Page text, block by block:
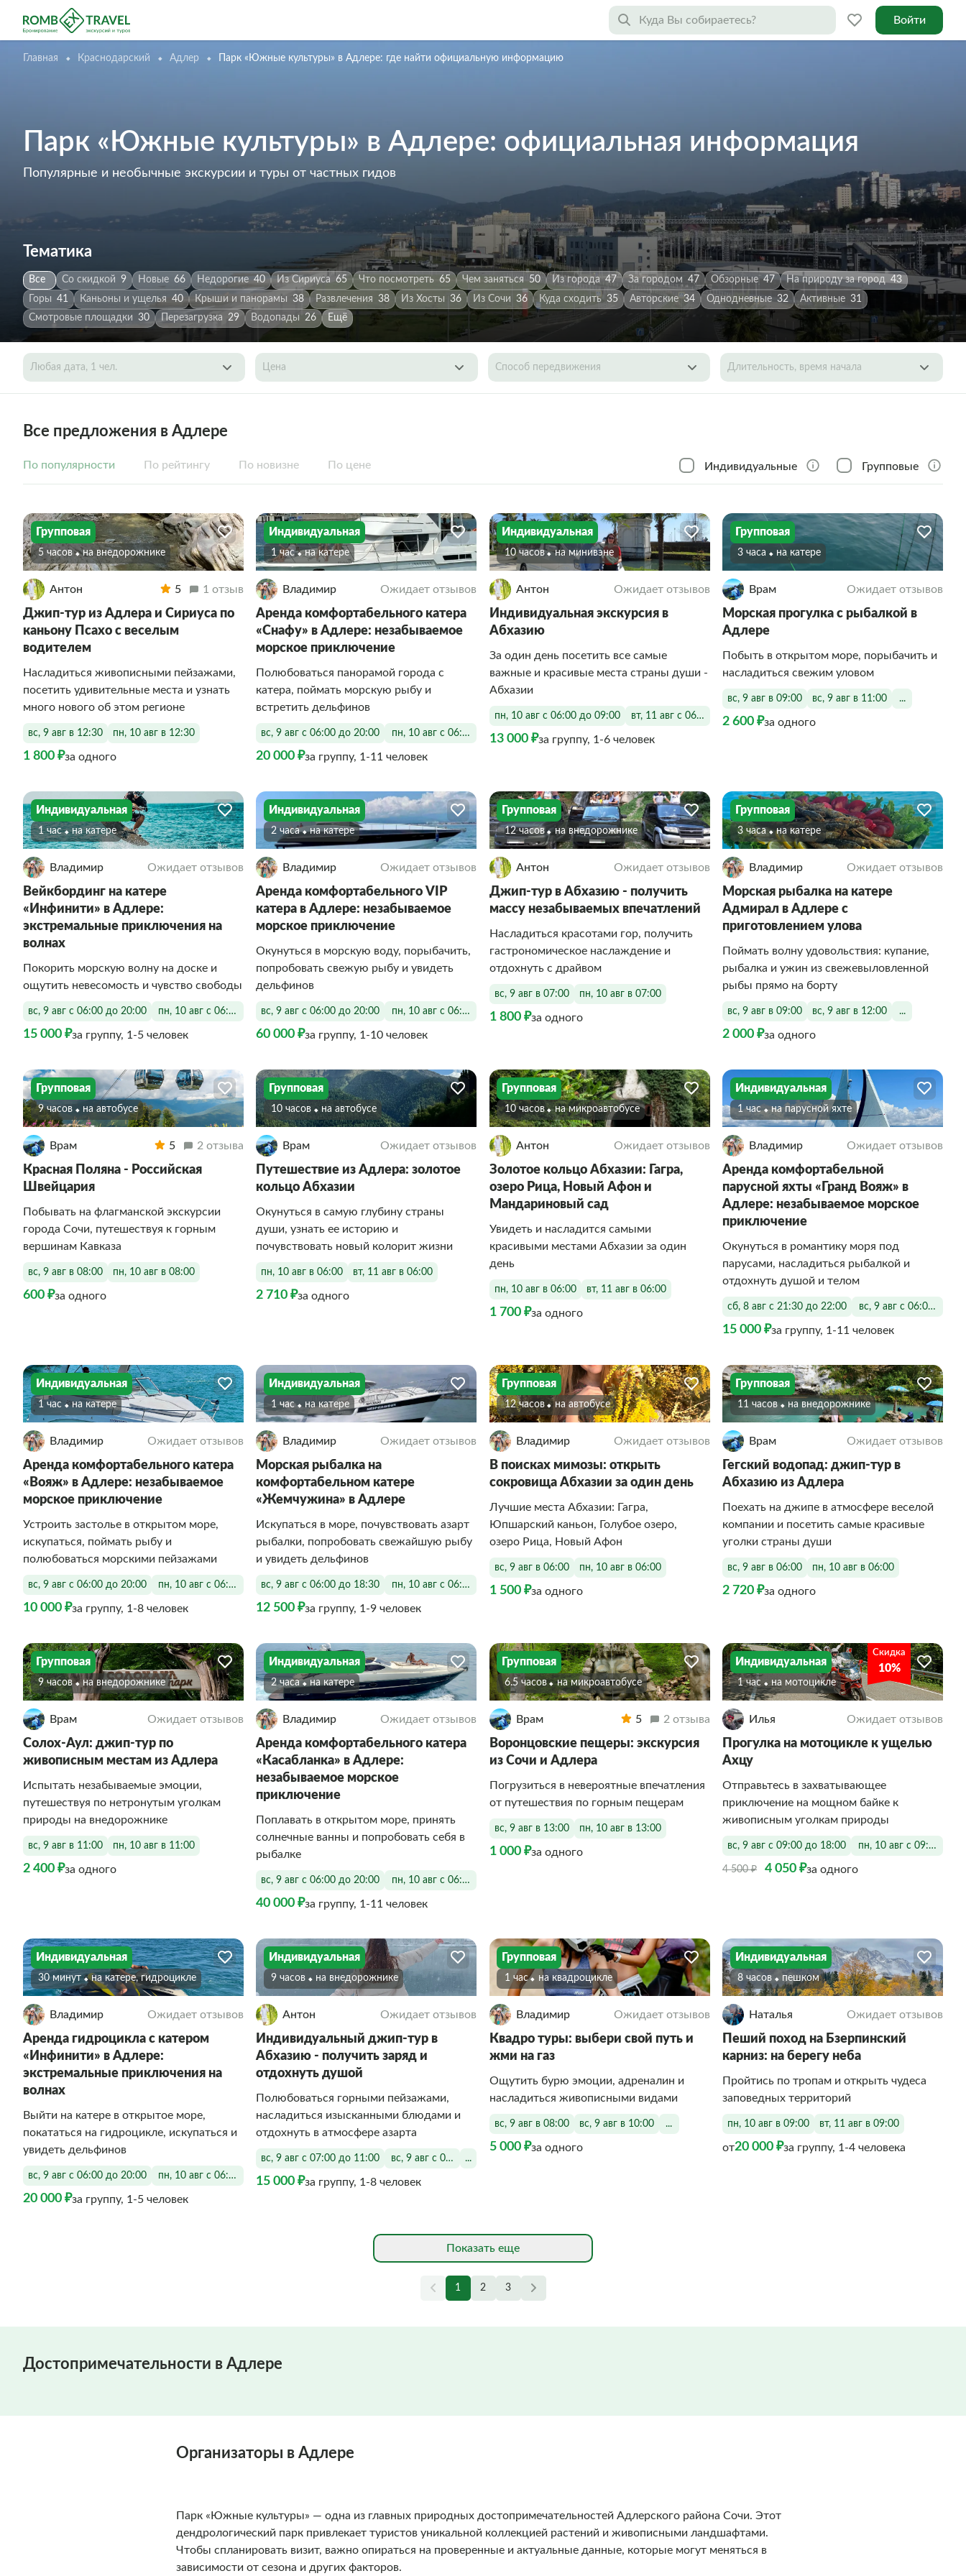
Войти
Главная Краснодарский Адлер Парк «Южные культуры» в Адлере: где найти официальную информацию
Парк «Южные культуры» в Адлере: официальная информация
Популярные и необычные экскурсии и туры от частных гидов
Тематика
Все Со скидкой 9 Новые 66 Недорогие 40 Из Сириуса 65 Что посмотреть 65 Чем заняться 50 Из города 47 За городом 47 Обзорные 47 На природу за город 43
Горы 41 Каньоны и ущелья 40 Крыши и панорамы 38 Развлечения 38 Из Хосты 36 Из Сочи 36 Куда сходить 35 Авторские 34 Однодневные 32 Активные 31
Смотровые площадки 30 Перезагрузка 29 Водопады 26 Ещё
Любая дата, 1 чел. Цена Способ передвижения Длительность, время начала
Все предложения в Адлере
По популярности По рейтингу По новизне По цене Индивидуальные Групповые
Групповая
5 часов На внедорожнике
Антон 5 1 отзыв
Джип-тур из Адлера и Сириуса по
каньону Псахо с веселым
водителем
Насладиться живописными пейзажами,
посетить удивительные места и узнать
много нового об этом регионе
вс, 9 авг в 12:30 пн, 10 авг в 12:30
1 800 ₽за одного
Индивидуальная
1 час На катере
Владимир Ожидает отзывов
Аренда комфортабельного катера
«Снафу» в Адлере: незабываемое
морское приключение
Полюбоваться панорамой города с
катера, поймать морскую рыбу и
встретить дельфинов
вс, 9 авг с 06:00 до 20:00 пн, 10 авг с 06:00 до 20:00
20 000 ₽за группу, 1-11 человек
Индивидуальная
10 часов На минивэне
Антон Ожидает отзывов
Индивидуальная экскурсия в
Абхазию
За один день посетить все самые
важные и красивые места страны души -
Абхазии
пн, 10 авг с 06:00 до 09:00 вт, 11 авг с 06:00 до 09:00
13 000 ₽за группу, 1-6 человек
Групповая
3 часа На катере
Врам Ожидает отзывов
Морская прогулка с рыбалкой в
Адлере
Побыть в открытом море, порыбачить и
насладиться свежим уловом
вс, 9 авг в 09:00 вс, 9 авг в 11:00 ...
2 600 ₽за одного
Индивидуальная
1 час На катере
Владимир Ожидает отзывов
Вейкбординг на катере
«Инфинити» в Адлере:
экстремальные приключения на
волнах
Покорить морскую волну на доске и
ощутить невесомость и чувство свободы
вс, 9 авг с 06:00 до 20:00 пн, 10 авг с 06:00 до 20:00
15 000 ₽за группу, 1-5 человек
Индивидуальная
2 часа На катере
Владимир Ожидает отзывов
Аренда комфортабельного VIP
катера в Адлере: незабываемое
морское приключение
Окунуться в морскую воду, порыбачить,
попробовать свежую рыбу и увидеть
дельфинов
вс, 9 авг с 06:00 до 20:00 пн, 10 авг с 06:00 до 20:00
60 000 ₽за группу, 1-10 человек
Групповая
12 часов На внедорожнике
Антон Ожидает отзывов
Джип-тур в Абхазию - получить
массу незабываемых впечатлений
Насладиться красотами гор, получить
гастрономическое наслаждение и
отдохнуть с драйвом
вс, 9 авг в 07:00 пн, 10 авг в 07:00
1 800 ₽за одного
Групповая
3 часа На катере
Владимир Ожидает отзывов
Морская рыбалка на катере
Адмирал в Адлере с
приготовлением улова
Поймать волну удовольствия: купание,
рыбалка и ужин из свежевыловленной
рыбы прямо на борту
вс, 9 авг в 09:00 вс, 9 авг в 12:00 ...
2 000 ₽за одного
Групповая
9 часов На автобусе
Врам 5 2 отзыва
Красная Поляна - Российская
Швейцария
Побывать на флагманской экскурсии
города Сочи, путешествуя к горным
вершинам Кавказа
вс, 9 авг в 08:00 пн, 10 авг в 08:00
600 ₽за одного
Групповая
10 часов На автобусе
Врам Ожидает отзывов
Путешествие из Адлера: золотое
кольцо Абхазии
Окунуться в самую глубину страны
души, узнать ее историю и
почувствовать новый колорит жизни
пн, 10 авг в 06:00 вт, 11 авг в 06:00
2 710 ₽за одного
Групповая
10 часов На микроавтобусе
Антон Ожидает отзывов
Золотое кольцо Абхазии: Гагра,
озеро Рица, Новый Афон и
Мандариновый сад
Увидеть и насладится самыми
красивыми местами Абхазии за один
день
пн, 10 авг в 06:00 вт, 11 авг в 06:00
1 700 ₽за одного
Индивидуальная
1 час На парусной яхте
Владимир Ожидает отзывов
Аренда комфортабельной
парусной яхты «Гранд Вояж» в
Адлере: незабываемое морское
приключение
Окунуться в романтику моря под
парусами, насладиться рыбалкой и
отдохнуть душой и телом
сб, 8 авг с 21:30 до 22:00 вс, 9 авг с 06:00 до
15 000 ₽за группу, 1-11 человек
Индивидуальная
1 час На катере
Владимир Ожидает отзывов
Аренда комфортабельного катера
«Вояж» в Адлере: незабываемое
морское приключение
Устроить застолье в открытом море,
искупаться, поймать рыбу и
полюбоваться морскими пейзажами
вс, 9 авг с 06:00 до 20:00 пн, 10 авг с 06:00 до 20:00
10 000 ₽за группу, 1-8 человек
Индивидуальная
1 час На катере
Владимир Ожидает отзывов
Морская рыбалка на
комфортабельном катере
«Жемчужина» в Адлере
Искупаться в море, почувствовать азарт
рыбалки, попробовать свежайшую рыбу
и увидеть дельфинов
вс, 9 авг с 06:00 до 18:30 пн, 10 авг с 06:00 до 18:30
12 500 ₽за группу, 1-9 человек
Групповая
12 часов На автобусе
Владимир Ожидает отзывов
В поисках мимозы: открыть
сокровища Абхазии за один день
Лучшие места Абхазии: Гагра,
Юпшарский каньон, Голубое озеро,
озеро Рица, Новый Афон
вс, 9 авг в 06:00 пн, 10 авг в 06:00
1 500 ₽за одного
Групповая
11 часов На внедорожнике
Врам Ожидает отзывов
Гегский водопад: джип-тур в
Абхазию из Адлера
Поехать на джипе в атмосфере веселой
компании и посетить самые красивые
уголки страны души
вс, 9 авг в 06:00 пн, 10 авг в 06:00
2 720 ₽за одного
Групповая
9 часов На внедорожнике
Врам Ожидает отзывов
Солох-Аул: джип-тур по
живописным местам из Адлера
Испытать незабываемые эмоции,
путешествуя по нетронутым уголкам
природы на внедорожнике
вс, 9 авг в 11:00 пн, 10 авг в 11:00
2 400 ₽за одного
Индивидуальная
2 часа На катере
Владимир Ожидает отзывов
Аренда комфортабельного катера
«Касабланка» в Адлере:
незабываемое морское
приключение
Поплавать в открытом море, принять
солнечные ванны и попробовать себя в
рыбалке
вс, 9 авг с 06:00 до 20:00 пн, 10 авг с 06:00 до 20:00
40 000 ₽за группу, 1-11 человек
Групповая
6.5 часов На микроавтобусе
Врам 5 2 отзыва
Воронцовские пещеры: экскурсия
из Сочи и Адлера
Погрузиться в невероятные впечатления
от путешествия по горным пещерам
вс, 9 авг в 13:00 пн, 10 авг в 13:00
1 000 ₽за одного
Скидка
10%
Индивидуальная
1 час На мотоцикле
Илья Ожидает отзывов
Прогулка на мотоцикле к ущелью
Ахцу
Отправьтесь в захватывающее
приключение на мощном байке к
живописным уголкам природы
вс, 9 авг с 09:00 до 18:00 пн, 10 авг с 09:00 до
4 500 ₽ 4 050 ₽за одного
Индивидуальная
30 минут На катере, гидроцикле
Владимир Ожидает отзывов
Аренда гидроцикла с катером
«Инфинити» в Адлере:
экстремальные приключения на
волнах
Выйти на катере в открытое море,
покататься на гидроцикле, искупаться и
увидеть дельфинов
вс, 9 авг с 06:00 до 20:00 пн, 10 авг с 06:00 до 20:00
20 000 ₽за группу, 1-5 человек
Индивидуальная
9 часов На внедорожнике
Антон Ожидает отзывов
Индивидуальный джип-тур в
Абхазию - получить заряд и
отдохнуть душой
Полюбоваться горными пейзажами,
насладиться изысканными блюдами и
отдохнуть в атмосфере азарта
вс, 9 авг с 07:00 до 11:00 вс, 9 авг с 07:00 до 11:00
...
15 000 ₽за группу, 1-8 человек
Групповая
1 час На квадроцикле
Владимир Ожидает отзывов
Квадро туры: выбери свой путь и
жми на газ
Ощутить бурю эмоции, адреналин и
насладиться живописными видами
вс, 9 авг в 08:00 вс, 9 авг в 10:00 ...
5 000 ₽за одного
Индивидуальная
8 часов Пешком
Наталья Ожидает отзывов
Пеший поход на Бзерпинский
карниз: на берегу неба
Пройтись по тропам и открыть чудеса
заповедных территорий
пн, 10 авг в 09:00 вт, 11 авг в 09:00
от20 000 ₽за группу, 1-4 человека
Показать еще
1 2 3
Достопримечательности в Адлере
Организаторы в Адлере
Парк «Южные культуры» — одна из главных природных достопримечательностей Адлерского района Сочи. Этот
дендрологический парк привлекает туристов уникальной коллекцией растений и живописными ландшафтами.
Чтобы спланировать визит, важно опираться на проверенные и актуальные данные, которые могут меняться в
зависимости от сезона и других факторов.